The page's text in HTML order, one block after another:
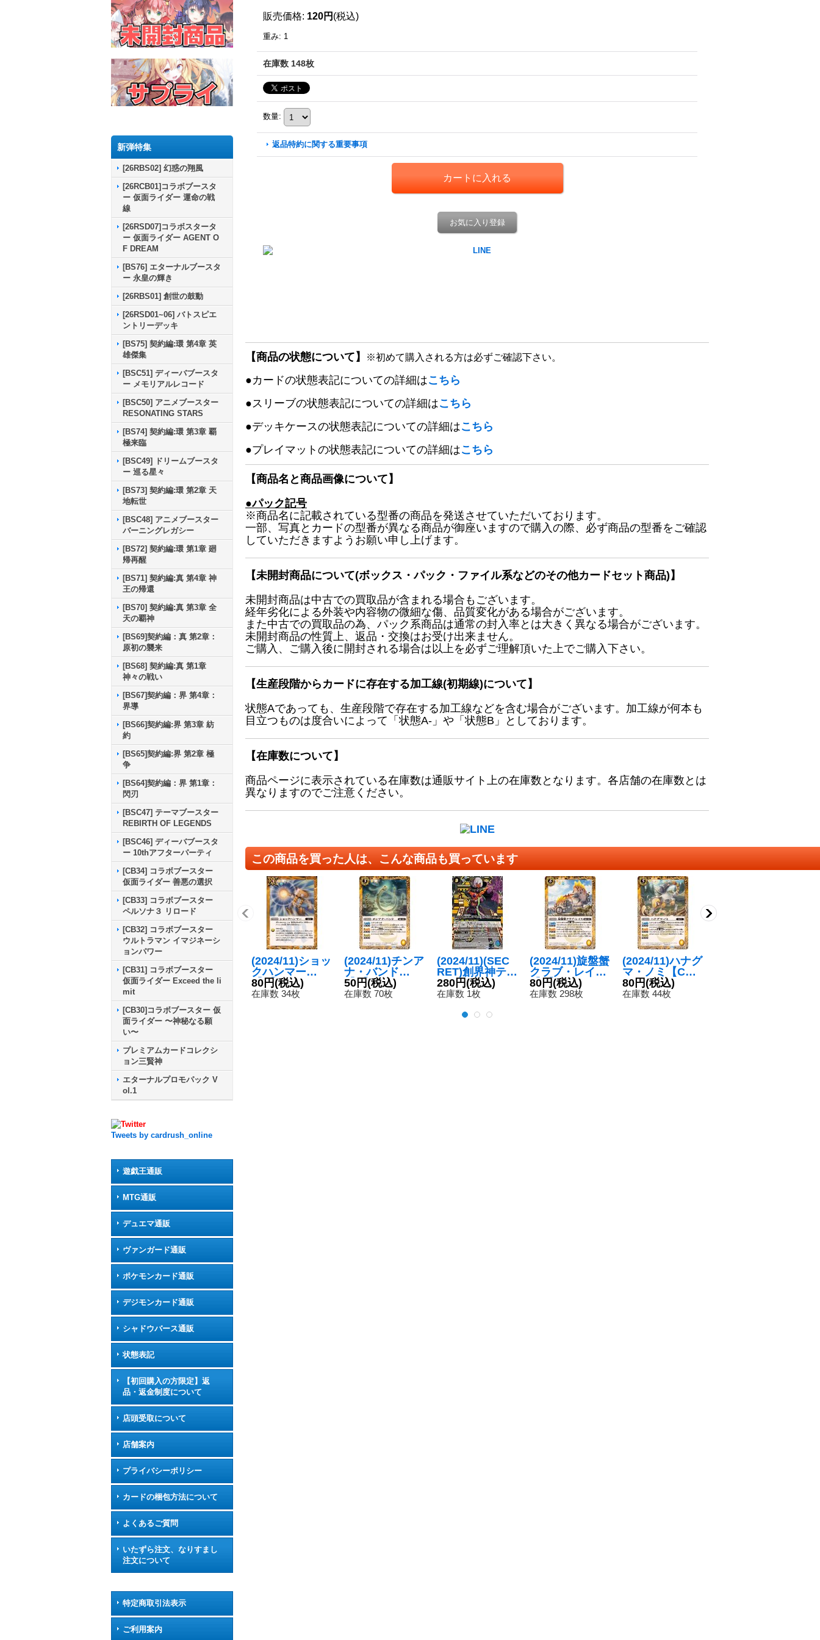
新弾特集
[26RBS02] 幻惑の翔風
[26RCB01]コラボブースタ
ー 仮面ライダー 運命の戦
線
[26RSD07]コラボスタータ
ー 仮面ライダー AGENT O
F DREAM
[BS76] エターナルブースタ
ー 永皇の輝き
[26RBS01] 創世の鼓動
[26RSD01~06] バトスピエ
ントリーデッキ
[BS75] 契約編:環 第4章 英
雄傑集
[BSC51] ディーバブースタ
ー メモリアルレコード
[BSC50] アニメブースター
RESONATING STARS
[BS74] 契約編:環 第3章 覇
極来臨
[BSC49] ドリームブースタ
ー 巡る星々
[BS73] 契約編:環 第2章 天
地転世
[BSC48] アニメブースター
バーニングレガシー
[BS72] 契約編:環 第1章 廻
帰再醒
[BS71] 契約編:真 第4章 神
王の帰還
[BS70] 契約編:真 第3章 全
天の覇神
[BS69]契約編：真 第2章：
原初の襲来
[BS68] 契約編:真 第1章
神々の戦い
[BS67]契約編：界 第4章：
界導
[BS66]契約編:界 第3章 紡
約
[BS65]契約編:界 第2章 極
争
[BS64]契約編：界 第1章：
閃刃
[BSC47] テーマブースター
REBIRTH OF LEGENDS
[BSC46] ディーバブースタ
ー 10thアフターパーティ
[CB34] コラボブースター
仮面ライダー 善悪の選択
[CB33] コラボブースター
ペルソナ３ リロード
[CB32] コラボブースター
ウルトラマン イマジネーシ
ョンパワー
[CB31] コラボブースター
仮面ライダー Exceed the li
mit
[CB30]コラボブースター 仮
面ライダー 〜神秘なる願
い〜
プレミアムカードコレクシ
ョン三賢神
エターナルプロモパック V
ol.1
Tweets by cardrush_online
遊戯王通販
MTG通販
デュエマ通販
ヴァンガード通販
ポケモンカード通販
デジモンカード通販
シャドウバース通販
状態表記
【初回購入の方限定】返
品・返金制度について
店頭受取について
店舗案内
プライバシーポリシー
カードの梱包方法について
よくあるご質問
いたずら注文、なりすまし
注文について
特定商取引法表示
ご利用案内
販売価格: 120円 (税込)
重み: 1
在庫数 148枚
数量:
返品特約に関する重要事項
お気に入り登録
【商品の状態について】 ※初めて購入される方は必ずご確認下さい。
●カードの状態表記についての詳細はこちら
●スリーブの状態表記についての詳細はこちら
●デッキケースの状態表記についての詳細はこちら
●プレイマットの状態表記についての詳細はこちら
【商品名と商品画像について】
●パック記号
※商品名に記載されている型番の商品を発送させていただいております。
一部、写真とカードの型番が異なる商品が御座いますので購入の際、必ず商品の型番をご確認
していただきますようお願い申し上げます。
【未開封商品について(ボックス・パック・ファイル系などのその他カードセット商品)】
未開封商品は中古での買取品が含まれる場合もございます。
経年劣化による外装や内容物の微細な傷、品質変化がある場合がございます。
また中古での買取品の為、パック系商品は通常の封入率とは大きく異なる場合がございます。
未開封商品の性質上、返品・交換はお受け出来ません。
ご購入、ご購入後に開封される場合は以上を必ずご理解頂いた上でご購入下さい。
【生産段階からカードに存在する加工線(初期線)について】
状態Aであっても、生産段階で存在する加工線などを含む場合がございます。加工線が何本も
目立つものは度合いによって「状態A-」や「状態B」としております。
【在庫数について】
商品ページに表示されている在庫数は通販サイト上の在庫数となります。各店舗の在庫数とは
異なりますのでご注意ください。
この商品を買った人は、こんな商品も買っています
(2024/11)ショッ
クハンマー
【C】{BS68-08
1}《黄》
80円(税込)
在庫数 34枚
(2024/11)チンア
ナ・バンド
【C】{BS69-04
7}《黄》
50円(税込)
在庫数 70枚
(2024/11)(SEC
RET)創界神テス
カトリポカ(BS
C44収録)【X-S
9}《白》
280円(税込)
在庫数 1枚
(2024/11)旋盤蟹
クラブ・レイス
【R】{BS69-05
4}《黄》
80円(税込)
在庫数 298枚
(2024/11)ハナグ
マ・ノミ【C】
{BS69-052}
《黄》
80円(税込)
在庫数 44枚